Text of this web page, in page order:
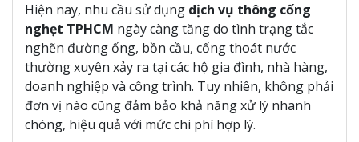
Hiện nay, nhu cầu sử dụng dịch vụ thông cống
nghẹt TPHCM ngày càng tăng do tình trạng tắc
nghẽn đường ống, bồn cầu, cống thoát nước
thường xuyên xảy ra tại các hộ gia đình, nhà hàng,
doanh nghiệp và công trình. Tuy nhiên, không phải
đơn vị nào cũng đảm bảo khả năng xử lý nhanh
chóng, hiệu quả với mức chi phí hợp lý.